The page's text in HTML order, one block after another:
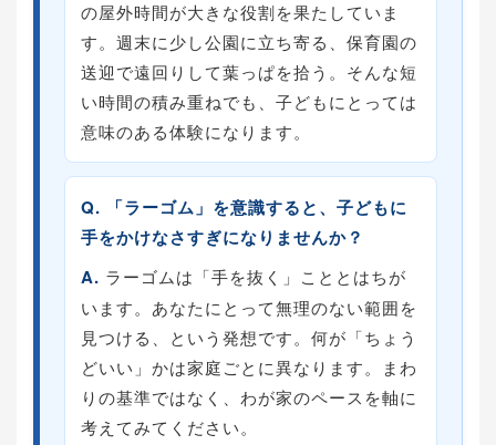
の屋外時間が大きな役割を果たしていま
す。週末に少し公園に立ち寄る、保育園の
送迎で遠回りして葉っぱを拾う。そんな短
い時間の積み重ねでも、子どもにとっては
意味のある体験になります。
Q. 「ラーゴム」を意識すると、子どもに
手をかけなさすぎになりませんか？
A. ラーゴムは「手を抜く」こととはちが
います。あなたにとって無理のない範囲を
見つける、という発想です。何が「ちょう
どいい」かは家庭ごとに異なります。まわ
りの基準ではなく、わが家のペースを軸に
考えてみてください。